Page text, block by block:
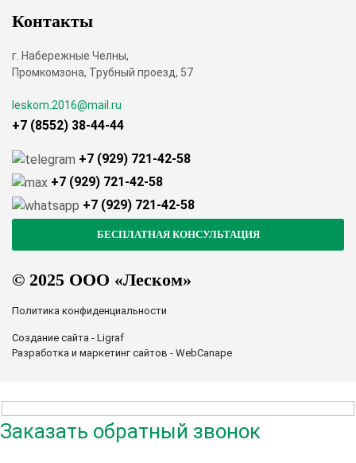
© 2025 ООО «Леском»
Политика конфиденциальности
Создание сайта - Ligraf
Разработка и маркетинг сайтов - WebCanape
Контакты
г. Набережные Челны,
Промкомзона, Трубный проезд, 57
leskom.2016@mail.ru
+7 (8552) 38-44-44
+7 (929) 721-42-58
+7 (929) 721-42-58
+7 (929) 721-42-58
Заказать обратный звонок